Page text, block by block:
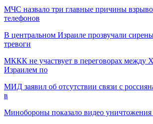
МЧС назвало три главные причины
телефонов
В центральном Израиле прозвучали
тревоги
МККК не участвует в переговорах
Израилем по
МИД заявил об отсутствии связи с
в
Минобороны показало видео уничтожения